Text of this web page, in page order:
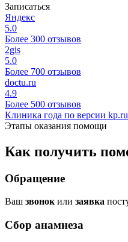
Записаться
Яндекс
5.0
Более 300 отзывов
2gis
5.0
Более 700 отзывов
doctu.ru
4.9
Более 500 отзывов
Клиника года по версии kp.ru
Этапы оказания помощи
Как получить
Обращение
Ваш звонокили заявка
Сбор анамнеза